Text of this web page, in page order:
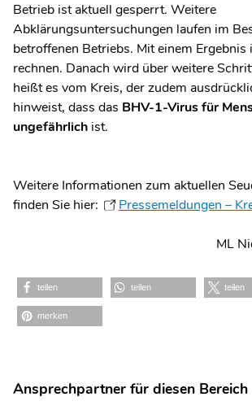
Betrieb ist aktuell gesperrt. Weitere
Abklärungsuntersuchungen laufen im
betroffenen Betriebs. Mit einem Ergebnis
rechnen. Danach wird über weitere
heißt es vom Kreis, der zudem
hinweist, dass das BHV-1-Virus für
ungefährlich ist.
Weitere Informationen zum aktuellen
finden Sie hier:
Pressemeldungen –
ML
teilen teilen teilen
merken
Ansprechpartner für diesen Bereich